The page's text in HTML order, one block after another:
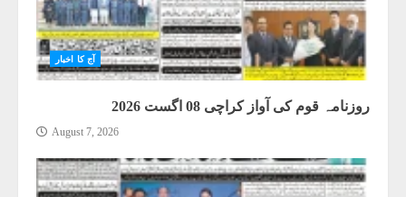
آج کا اخبار
روزنامہ قوم کی آواز کراچی 08 اگست 2026
August 7, 2026